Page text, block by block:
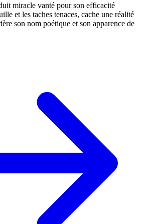
miracle vanté pour son efficacité
et les taches tenaces, cache une réalité
son nom poétique et son apparence de